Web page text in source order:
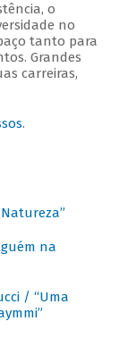
o
no
tanto para
Grandes
carreiras,
.
Natureza”
na
/ “Uma